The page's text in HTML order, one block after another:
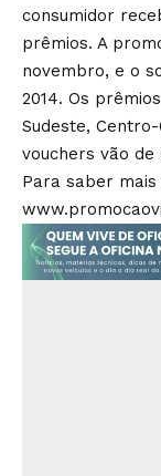
consumidor
prêmios. A
novembro, e o
2014. Os
Sudeste,
vouchers vão
Para saber